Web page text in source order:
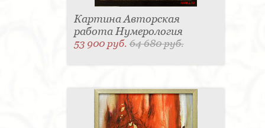
Картина Авторская
работа Нумерология
53 900 руб.64 680 руб.